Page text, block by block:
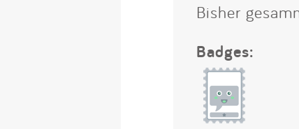
Bisher
Badges: